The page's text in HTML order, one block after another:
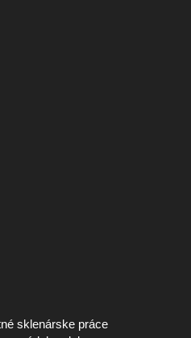
sklenárske práce